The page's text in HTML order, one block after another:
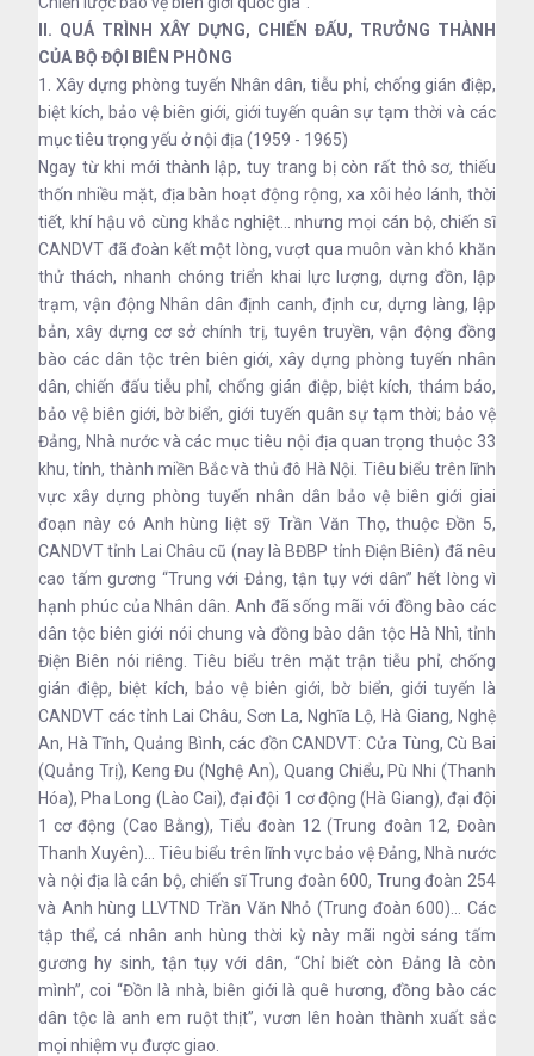
II. QUÁ TRÌNH XÂY DỰNG, CHIẾN ĐẤU, TRƯỞNG THÀNH
CỦA BỘ ĐỘI BIÊN PHÒNG
1. Xây dựng phòng tuyến Nhân dân, tiễu phỉ, chống gián điệp,
biệt kích, bảo vệ biên giới, giới tuyến quân sự tạm thời và các
mục tiêu trọng yếu ở nội địa (1959 - 1965)
Ngay từ khi mới thành lập, tuy trang bị còn rất thô sơ, thiếu
thốn nhiều mặt, địa bàn hoạt động rộng, xa xôi hẻo lánh, thời
tiết, khí hậu vô cùng khắc nghiệt... nhưng mọi cán bộ, chiến sĩ
CANDVT đã đoàn kết một lòng, vượt qua muôn vàn khó khăn
thử thách, nhanh chóng triển khai lực lượng, dựng đồn, lập
trạm, vận động Nhân dân định canh, định cư, dựng làng, lập
bản, xây dựng cơ sở chính trị, tuyên truyền, vận động đồng
bào các dân tộc trên biên giới, xây dựng phòng tuyến nhân
dân, chiến đấu tiễu phỉ, chống gián điệp, biệt kích, thám báo,
bảo vệ biên giới, bờ biển, giới tuyến quân sự tạm thời; bảo vệ
Đảng, Nhà nước và các mục tiêu nội địa quan trọng thuộc 33
khu, tỉnh, thành miền Bắc và thủ đô Hà Nội. Tiêu biểu trên lĩnh
vực xây dựng phòng tuyến nhân dân bảo vệ biên giới giai
đoạn này có Anh hùng liệt sỹ Trần Văn Thọ, thuộc Đồn 5,
CANDVT tỉnh Lai Châu cũ (nay là BĐBP tỉnh Điện Biên) đã nêu
cao tấm gương “Trung với Đảng, tận tụy với dân” hết lòng vì
hạnh phúc của Nhân dân. Anh đã sống mãi với đồng bào các
dân tộc biên giới nói chung và đồng bào dân tộc Hà Nhì, tỉnh
Điện Biên nói riêng. Tiêu biểu trên mặt trận tiễu phỉ, chống
gián điệp, biệt kích, bảo vệ biên giới, bờ biển, giới tuyến là
CANDVT các tỉnh Lai Châu, Sơn La, Nghĩa Lộ, Hà Giang, Nghệ
An, Hà Tĩnh, Quảng Bình, các đồn CANDVT: Cửa Tùng, Cù Bai
(Quảng Trị), Keng Đu (Nghệ An), Quang Chiểu, Pù Nhi (Thanh
Hóa), Pha Long (Lào Cai), đại đội 1 cơ động (Hà Giang), đại đội
1 cơ động (Cao Bằng), Tiểu đoàn 12 (Trung đoàn 12, Đoàn
Thanh Xuyên)... Tiêu biểu trên lĩnh vực bảo vệ Đảng, Nhà nước
và nội địa là cán bộ, chiến sĩ Trung đoàn 600, Trung đoàn 254
và Anh hùng LLVTND Trần Văn Nhỏ (Trung đoàn 600)… Các
tập thể, cá nhân anh hùng thời kỳ này mãi ngời sáng tấm
gương hy sinh, tận tụy với dân, “Chỉ biết còn Đảng là còn
mình”, coi “Đồn là nhà, biên giới là quê hương, đồng bào các
dân tộc là anh em ruột thịt”, vươn lên hoàn thành xuất sắc
mọi nhiệm vụ được giao.